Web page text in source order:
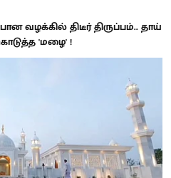
வழக்கில் திடீர் திருப்பம்.. தாய்
'மழை' !